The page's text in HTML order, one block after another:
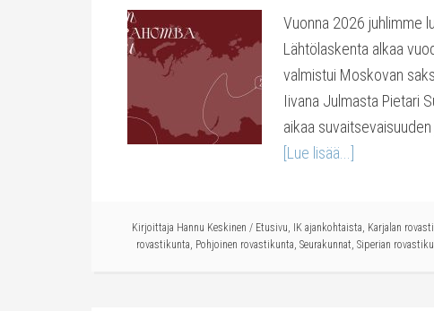
Vuonna 2026 juhlimme
Lähtölaskenta alkaa
valmistui Moskovan
Iivana Julmasta Pietari
aikaa suvaitsevaisuuden
[Lue lisää...]
Kirjoittaja Hannu Keskinen / Etusivu, IK ajankohtaista, Karjalan
rovastikunta, Pohjoinen rovastikunta, Seurakunnat, Siperian